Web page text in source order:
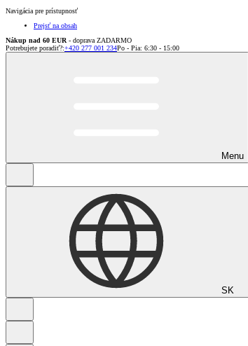
Navigácia pre prístupnosť
Prejsť na obsah
Nákup nad 60 EUR - doprava ZADARMO
Potrebujete poradiť?:+420 277 001 234Po - Pia: 6:30 - 15:00
Menu
SK